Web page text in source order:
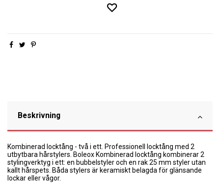
Beskrivning
Kombinerad locktång - två i ett. Professionell locktång med 2
utbytbara hårstylers. Boleox Kombinerad locktång kombinerar 2
stylingverktyg i ett: en bubbelstyler och en rak 25 mm styler utan
kallt hårspets. Båda stylers är keramiskt belagda för glänsande
lockar eller vågor.